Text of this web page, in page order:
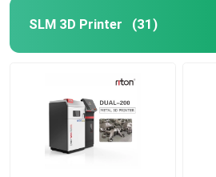
SLM 3D Printer (31)